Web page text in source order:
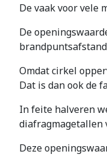
De vaak voor vele
De
Omdat cirkel
Dat is dan ook de
In feite halveren
diafragmagetallen
Deze